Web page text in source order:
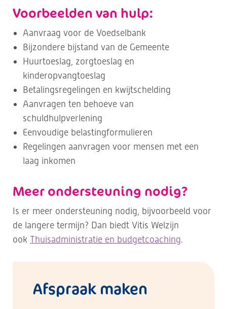
Voorbeelden van hulp:
Aanvraag voor de Voedselbank
Bijzondere bijstand van de Gemeente
Huurtoeslag, zorgtoeslag en
kinderopvangtoeslag
Betalingsregelingen en kwijtschelding
Aanvragen ten behoeve van
schuldhulpverlening
Eenvoudige belastingformulieren
Regelingen aanvragen voor mensen met een
laag inkomen
Meer ondersteuning nodig?
Is er meer ondersteuning nodig, bijvoorbeeld voor
de langere termijn? Dan biedt Vitis Welzijn
ook Thuisadministratie en budgetcoaching.
Afspraak maken